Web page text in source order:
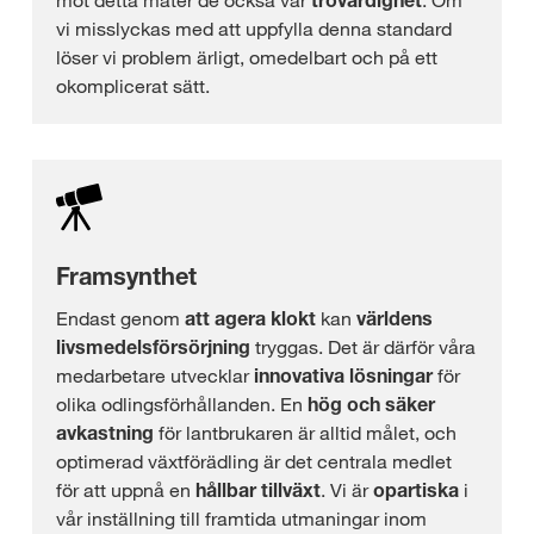
vi misslyckas med att uppfylla denna standard
löser vi problem ärligt, omedelbart och på ett
okomplicerat sätt.
Framsynthet
Endast genom att agera klokt kan världens
livsmedelsförsörjning tryggas. Det är därför våra
medarbetare utvecklar innovativa lösningarför
olika odlingsförhållanden. En hög och säker
avkastning för lantbrukaren är alltid målet, och
optimerad växtförädling är det centrala medlet
för att uppnå en hållbar tillväxt. Vi äropartiska i
vår inställning till framtida utmaningar inom